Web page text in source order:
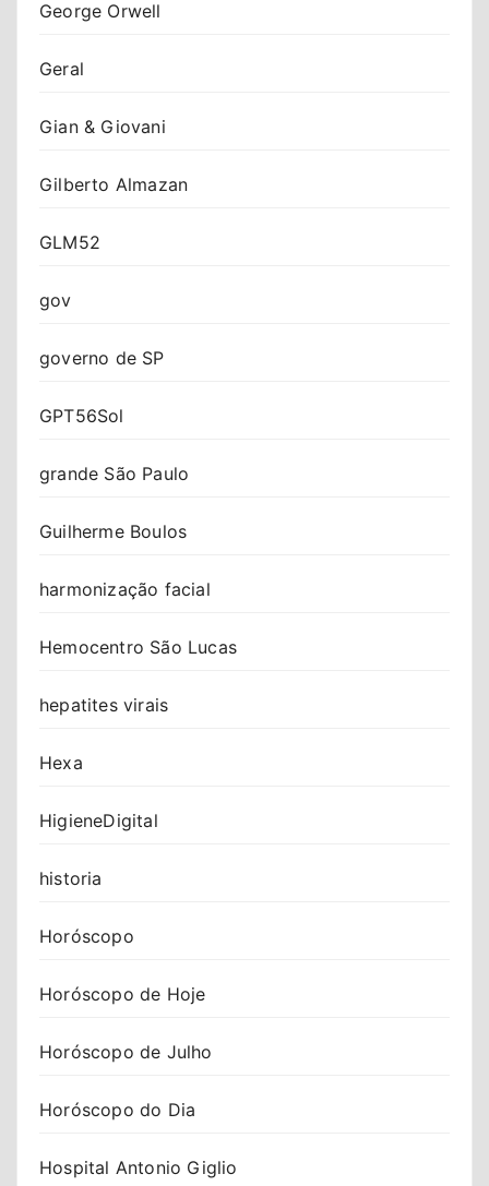
George Orwell
Geral
Gian & Giovani
Gilberto Almazan
GLM52
gov
governo de SP
GPT56Sol
grande São Paulo
Guilherme Boulos
harmonização facial
Hemocentro São Lucas
hepatites virais
Hexa
HigieneDigital
historia
Horóscopo
Horóscopo de Hoje
Horóscopo de Julho
Horóscopo do Dia
Hospital Antonio Giglio